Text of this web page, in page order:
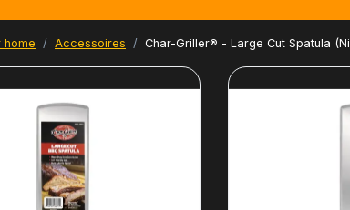
home Accessoires Char-Griller® - Large Cut Spatula